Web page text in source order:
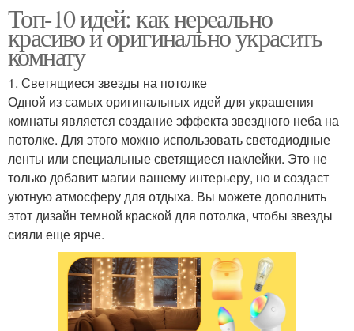
Топ-10 идей: как нереально
красиво и оригинально украсить
комнату
1. Светящиеся звезды на потолке
Одной из самых оригинальных идей для украшения
комнаты является создание эффекта звездного неба на
потолке. Для этого можно использовать светодиодные
ленты или специальные светящиеся наклейки. Это не
только добавит магии вашему интерьеру, но и создаст
уютную атмосферу для отдыха. Вы можете дополнить
этот дизайн темной краской для потолка, чтобы звезды
сияли еще ярче.